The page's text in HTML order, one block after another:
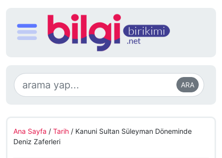
ARA
Ana Sayfa / Tarih / Kanuni Sultan Süleyman Döneminde
Deniz Zaferleri